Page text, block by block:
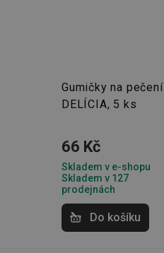
Gumičky na pečení
DELÍCIA, 5 ks
66 Kč
Skladem v e-shopu
Skladem v 127
prodejnách
Do košíku